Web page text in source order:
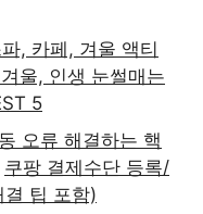
, 카페, 겨울 액티
울, 인생 눈썰매는
5
오류 해결하는 핵
쿠팡 결제수단 등록/
팁 포함)